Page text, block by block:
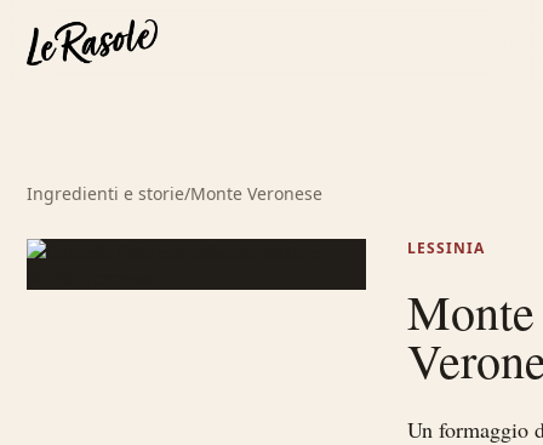
Ingredienti e storie/Monte Veronese
LESSINIA
Monte
Un formaggio